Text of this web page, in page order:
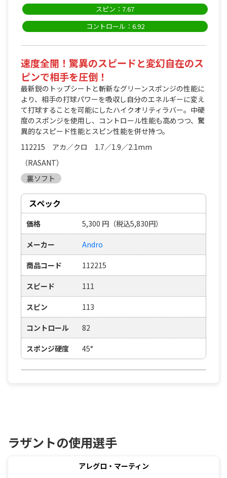
スピン：7.67
コントロール：6.92
速度全開！驚異のスピードと変幻自在のス
ピンで相手を圧倒！
最新鋭のトップシートと斬新なグリーンスポンジの性能に
より、相手の打球パワーを吸収し自分のエネルギーに変え
て打球することを可能にしたハイクオリティラバー。中硬
度のスポンジを使用し、コントロール性能も高めつつ、驚
異的なスピード性能とスピン性能を併せ持つ。
112215 アカ／クロ 1.7／1.9／2.1mm
（RASANT）
裏ソフト
スペック
価格 5,300 円 （税込5,830円）
メーカー Andro
商品コード 112215
スピード 111
スピン 113
コントロール 82
スポンジ硬度 45°
ラザントの使用選手
アレグロ・マーティン